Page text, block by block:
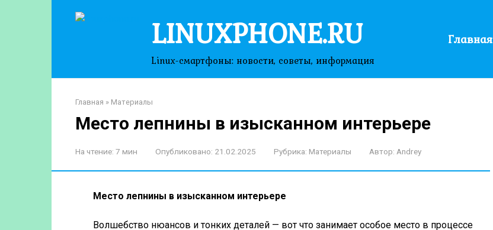
LINUXPHONE.RU
Linux-смартфоны: новости, советы, информация
Главная
Главная » Материалы
Место лепнины в изысканном интерьере
На чтение: 7 мин Опубликовано: 21.02.2025 Рубрика: Материалы Автор: Andrey
Место лепнины в изысканном интерьере
Волшебство нюансов и тонких деталей — вот что занимает особое место в процессе